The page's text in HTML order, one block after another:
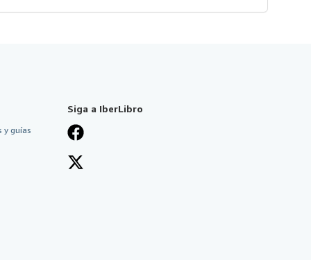
y guías
Siga a IberLibro